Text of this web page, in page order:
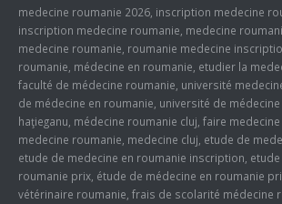
medecine roumanie 2026 inscription medecine
inscription medecine roumanie medecine
medecine roumanie roumanie medecine
roumanie médecine en roumanie etudier la
faculté de médecine roumanie université
de médecine en roumanie université de
haţieganu médecine roumanie cluj faire
medecine roumanie medecine cluj etude de
etude de medecine en roumanie inscription
roumanie prix étude de médecine en roumanie
vétérinaire roumanie frais de scolarité médecine